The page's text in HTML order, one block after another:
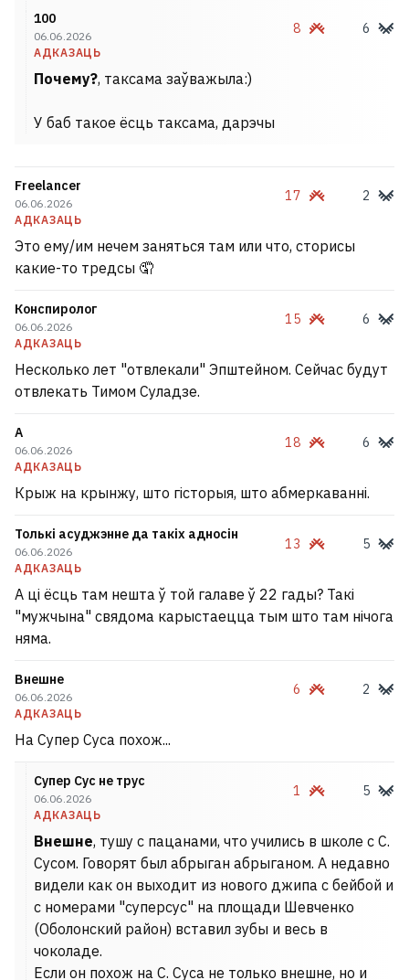
100
06.06.2026
АДКАЗАЦЬ
8 6
Почему?, таксама заўважыла:)
У баб такое ёсць таксама, дарэчы
Freelancer
06.06.2026
АДКАЗАЦЬ
17 2
Это ему/им нечем заняться там или что, сторисы
какие-то тредсы 🤦
Конспиролог
06.06.2026
АДКАЗАЦЬ
15 6
Несколько лет "отвлекали" Эпштейном. Сейчас будут
отвлекать Тимом Суладзе.
А
06.06.2026
АДКАЗАЦЬ
18 6
Крыж на крынжу, што гісторыя, што абмеркаванні.
Толькі асуджэнне да такіх адносін
06.06.2026
АДКАЗАЦЬ
13 5
А ці ёсць там нешта ў той галаве ў 22 гады? Такі
"мужчына" свядома карыстаецца тым што там нічога
няма.
Внешне
06.06.2026
АДКАЗАЦЬ
6 2
На Супер Суса похож...
Супер Сус не трус
06.06.2026
АДКАЗАЦЬ
1 5
Внешне, тушу с пацанами, что учились в школе с С.
Сусом. Говорят был абрыган абрыганом. А недавно
видели как он выходит из нового джипа с бейбой и
с номерами "суперсус" на площади Шевченко
(Оболонский район) вставил зубы и весь в
чоколаде.
Если он похож на С. Суса не только внешне, но и